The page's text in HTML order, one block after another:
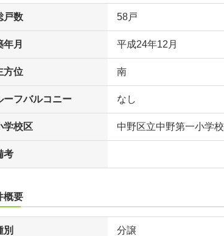
戸数 58戸
年月 平成24年12月
方位 南
ーフバルコニー なし
学校区 中野区立中野第一小学校
考
概要
別 分譲